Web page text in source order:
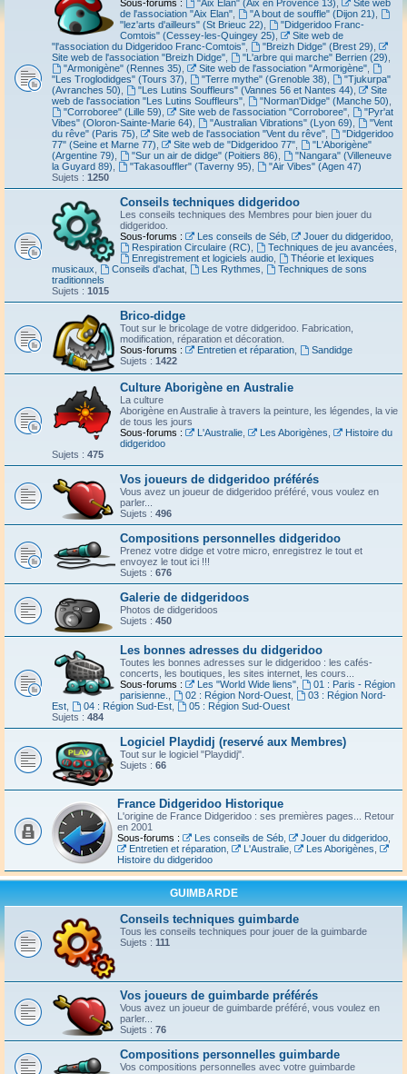
Sous-forums :
"Aix Elan" (Aix en Provence 13)
Site web
de l'association "Aix Elan"
"A bout de souffle" (Dijon 21)
"lez'arts d'ailleurs" (St Brieuc 22)
"Didgeridoo Franc-
Comtois" (Cessey-les-Quingey 25)
Site web de
"l'association du Didgeridoo Franc-Comtois"
"Breizh Didge" (Brest 29)
Site web de l'association "Breizh Didge"
"L'arbre qui marche" Berrien (29)
"Armonigène" (Rennes 35)
Site web de l'association "Armorigène",
"Les Troglodidges" (Tours 37)
"Terre mythe" (Grenoble 38)
"Tjukurpa"
(Avranches 50)
"Les Lutins Souffleurs" (Vannes 56 et Nantes 44)
Site
web de l'association "Les Lutins Souffleurs"
"Norman'Didge" (Manche 50)
"Corroboree" (Lille 59)
Site web de l'association "Corroboree",
"Pyr'at
Vibes" (Oloron-Sainte-Marie 64)
"Australian Vibrations" (Lyon 69)
"Vent
du rêve" (Paris 75)
Site web de l'association "Vent du rêve",
"Didgeridoo
77" (Seine et Marne 77)
Site web de "Didgeridoo 77",
"L'Aborigène"
(Argentine 79)
"Sur un air de didge" (Poitiers 86)
"Nangara" (Villeneuve
la Guyard 89)
"Takasouffler" (Taverny 95)
"Air Vibes" (Agen 47)
Sujets : 1250
Conseils techniques didgeridoo
Les conseils techniques des Membres pour bien jouer du
didgeridoo.
Sous-forums :
Les conseils de Séb, Jouer du didgeridoo,
Respiration Circulaire (RC)
Techniques de jeu avancées
Enregistrement et logiciels audio,
Théorie et lexiques
musicaux
Conseils d'achat, Les Rythmes
Techniques de sons
traditionnels
Sujets : 1015
Brico-didge
Tout sur le bricolage de votre didgeridoo. Fabrication,
modification, réparation et décoration.
Sous-forums :
Entretien et réparation,
Sandidge
Sujets : 1422
Culture Aborigène en Australie
La culture
Aborigène en Australie à travers la peinture, les légendes, la vie
de tous les jours
Sous-forums :
L'Australie, Les Aborigènes
Histoire du
didgeridoo
Sujets : 475
Vos joueurs de didgeridoo préférés
Vous avez un joueur de didgeridoo préféré, vous voulez en
parler...
Sujets : 496
Compositions personnelles didgeridoo
Prenez votre didge et votre micro, enregistrez le tout et
envoyez le tout ici !!!
Sujets : 676
Galerie de didgeridoos
Photos de didgeridoos
Sujets : 450
Les bonnes adresses du didgeridoo
Toutes les bonnes adresses sur le didgeridoo : les cafés-
concerts, les boutiques, les sites internet, les cours...
Sous-forums :
Les "World Wide liens",
01 : Paris - Région
parisienne.
02 : Région Nord-Ouest,
03 : Région Nord-
Est
04 : Région Sud-Est,
05 : Région Sud-Ouest
Sujets : 484
Logiciel Playdidj (reservé aux Membres)
Tout sur le logiciel "Playdidj".
Sujets : 66
France Didgeridoo Historique
L'origine de France Didgeridoo : ses premières pages... Retour
en 2001
Sous-forums :
Les conseils de Séb, Jouer du didgeridoo,
Entretien et réparation, L'Australie, Les Aborigènes
Histoire du didgeridoo
GUIMBARDE
Conseils techniques guimbarde
Tous les conseils techniques pour jouer de la guimbarde
Sujets : 111
Vos joueurs de guimbarde préférés
Vous avez un joueur de guimbarde préféré, vous voulez en
parler...
Sujets : 76
Compositions personnelles guimbarde
Vos compositions personnelles avec votre guimbarde